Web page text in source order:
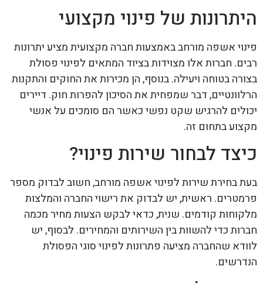
היתרונות של פינוי מקצועי
פינוי אשפה מורחב באמצעות חברה מקצועית מציע יתרונות
רבים. חברות אלו מצוידות בציוד המתאים לפינוי פסולת
בצורה בטוחה ויעילה. בנוסף, הן מכירות את החוקים והתקנות
הרלוונטיים, דבר שמפחית את הסיכון להפרות חוק. דיירים
יכולים להרגיש שקט נפשי כאשר הם סומכים על אנשי
מקצוע בתחום זה.
כיצד לבחור שירות פינוי?
בעת בחירת שירות לפינוי אשפה מורחב, חשוב לבדוק מספר
פרמטרים. ראשית, יש לבדוק את רישוי החברה והמלצות
מלקוחות קודמים. שנית, כדאי לבקש הצעות מחיר מכמה
חברות כדי להשוות בין השירותים והמחירים. לבסוף, יש
לוודא שהחברה מציעה פתרונות לפינוי סוגי הפסולת
הנדרשים.